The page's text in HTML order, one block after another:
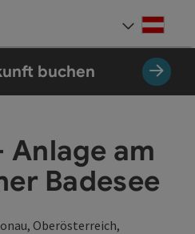
buchen
Anlage am
Badesee
Oberösterreich,